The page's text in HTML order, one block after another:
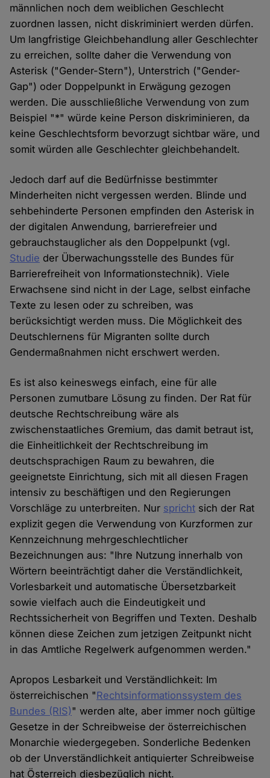
männlichen noch dem weiblichen Geschlecht
zuordnen lassen, nicht diskriminiert werden dürfen.
Um langfristige Gleichbehandlung aller Geschlechter
zu erreichen, sollte daher die Verwendung von
Asterisk ("Gender-Stern"), Unterstrich ("Gender-
Gap") oder Doppelpunkt in Erwägung gezogen
werden. Die ausschließliche Verwendung von zum
Beispiel "*" würde keine Person diskriminieren, da
keine Geschlechtsform bevorzugt sichtbar wäre, und
somit würden alle Geschlechter gleichbehandelt.
Jedoch darf auf die Bedürfnisse bestimmter
Minderheiten nicht vergessen werden. Blinde und
sehbehinderte Personen empfinden den Asterisk in
der digitalen Anwendung, barrierefreier und
gebrauchstauglicher als den Doppelpunkt (vgl.
Studie der Überwachungsstelle des Bundes für
Barrierefreiheit von Informationstechnik). Viele
Erwachsene sind nicht in der Lage, selbst einfache
Texte zu lesen oder zu schreiben, was
berücksichtigt werden muss. Die Möglichkeit des
Deutschlernens für Migranten sollte durch
Gendermaßnahmen nicht erschwert werden.
Es ist also keineswegs einfach, eine für alle
Personen zumutbare Lösung zu finden. Der Rat für
deutsche Rechtschreibung wäre als
zwischenstaatliches Gremium, das damit betraut ist,
die Einheitlichkeit der Rechtschreibung im
deutschsprachigen Raum zu bewahren, die
geeignetste Einrichtung, sich mit all diesen Fragen
intensiv zu beschäftigen und den Regierungen
Vorschläge zu unterbreiten. Nur spricht sich der Rat
explizit gegen die Verwendung von Kurzformen zur
Kennzeichnung mehrgeschlechtlicher
Bezeichnungen aus: "Ihre Nutzung innerhalb von
Wörtern beeinträchtigt daher die Verständlichkeit,
Vorlesbarkeit und automatische Übersetzbarkeit
sowie vielfach auch die Eindeutigkeit und
Rechtssicherheit von Begriffen und Texten. Deshalb
können diese Zeichen zum jetzigen Zeitpunkt nicht
in das Amtliche Regelwerk aufgenommen werden."
Apropos Lesbarkeit und Verständlichkeit: Im
österreichischen "Rechtsinformationssystem des
Bundes (RIS)" werden alte, aber immer noch gültige
Gesetze in der Schreibweise der österreichischen
Monarchie wiedergegeben. Sonderliche Bedenken
ob der Unverständlichkeit antiquierter Schreibweise
hat Österreich diesbezüglich nicht.